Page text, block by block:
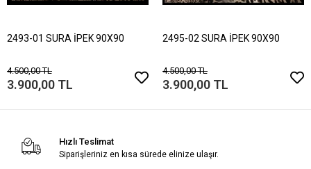
2493-01 SURA İPEK 90X90
4.500,00 TL
3.900,00 TL
2495-02 SURA İPEK 90X90
4.500,00 TL
3.900,00 TL
Hızlı Teslimat
Siparişleriniz en kısa sürede elinize ulaşır.